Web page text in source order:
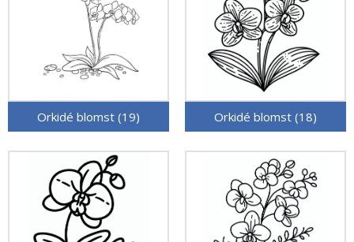
Orkidé blomst (19) Orkidé blomst (18)